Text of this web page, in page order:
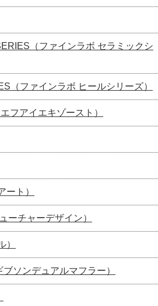
（ファインラボ セラミックシ
（ファインラボ ヒールシリーズ）
フアイエキゾースト）
ート）
ーチャーデザイン）
）
ソンデュアルマフラー）